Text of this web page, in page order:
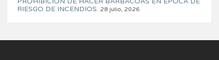
RIESGO DE INCENDIOS. 28 julio, 2026